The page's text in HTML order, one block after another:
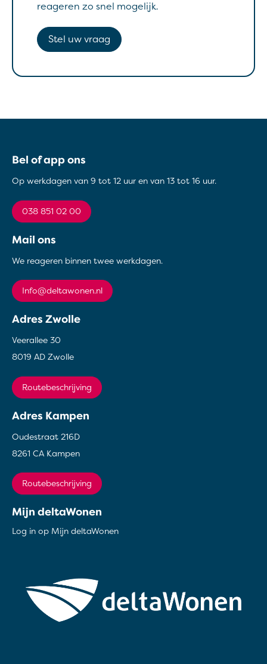
reageren zo snel mogelijk.
Stel uw vraag
Contactinformatie
Bel of app ons
Op werkdagen van 9 tot 12 uur en van 13 tot 16 uur.
038 851 02 00
Mail ons
We reageren binnen twee werkdagen.
info@deltawonen.nl
Adres Zwolle
Veerallee 30
8019 AD Zwolle
Routebeschrijving
Adres Kampen
Oudestraat 216D
8261 CA Kampen
Routebeschrijving
Mijn deltaWonen
Log in op Mijn deltaWonen